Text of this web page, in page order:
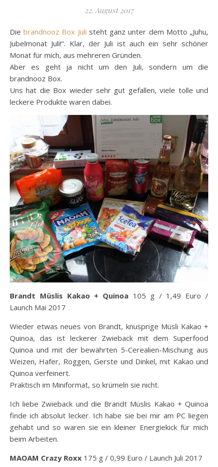
22. August 2017
Diebrandnooz Box Juli steht ganz unter dem Motto „Juhu,
Jubelmonat Juli!“. Klar, der Juli ist auch ein sehr schöner
Monat für mich, aus mehreren Gründen.
Aber es geht ja nicht um den Juli, sondern um die
brandnooz Box.
Uns hat die Box wieder sehr gut gefallen, viele tolle und
leckere Produkte waren dabei.
Brandt Müslis Kakao + Quinoa 105 g / 1,49 Euro /
Launch Mai 2017
Wieder etwas neues von Brandt, knusprige Müsli Kakao +
Quinoa, das ist leckerer Zwieback mit dem Superfood
Quinoa und mit der bewährten 5-Cerealien-Mischung aus
Weizen, Hafer, Roggen, Gerste und Dinkel, mit Kakao und
Quinoa verfeinert.
Praktisch im Miniformat, so krümeln sie nicht.
Ich liebe Zwieback und die Brandt Müslis Kakao + Quinoa
finde ich absolut lecker. Ich habe sie bei mir am PC liegen
gehabt und so waren sie ein kleiner Energiekick für mich
beim Arbeiten.
MAOAM Crazy Roxx 175 g / 0,99 Euro / Launch Juli 2017